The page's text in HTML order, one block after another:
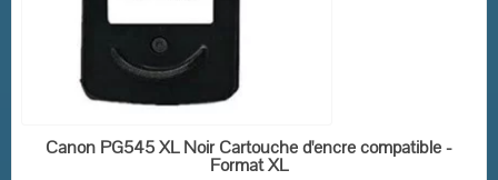
EN STOCK
Canon PG545 XL Noir Cartouche d'encre compatible -
Format XL